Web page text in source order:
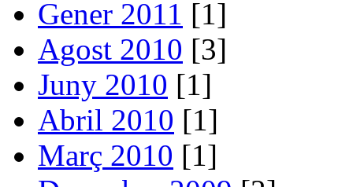
Gener 2011 [1]
Agost 2010 [3]
Juny 2010 [1]
Abril 2010 [1]
Març 2010 [1]